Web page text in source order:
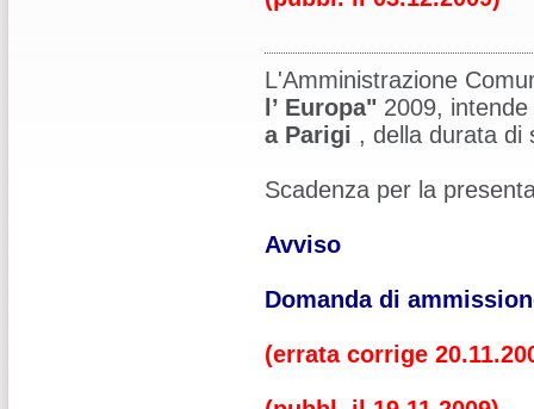
L'Amministrazione
l’ Europa" 2009,
a Parigi , della durata di
Scadenza per la
Avviso
Domanda di
(errata corrige